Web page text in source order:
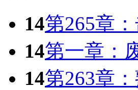
14第265章
14第一章：
14第263章